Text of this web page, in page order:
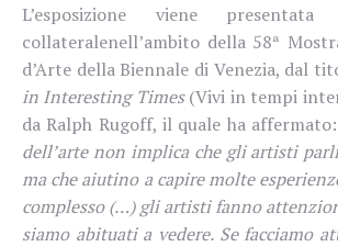
L’esposizione viene
collateralenell’ambito della 58ª
d’Arte della Biennale di Venezia, dal
in Interesting Times(Vivi in tempi
da Ralph Rugoff, il quale ha affermato:
dell’arte non implica che gli artisti
ma che aiutino a capire molte
complesso (…) gli artisti fanno
siamo abituati a vedere. Se facciamo